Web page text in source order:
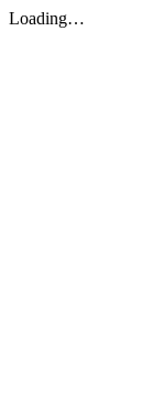
Loading…